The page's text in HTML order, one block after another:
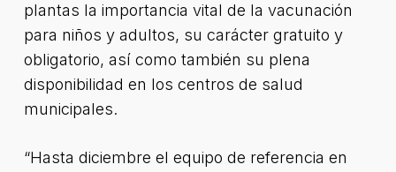
plantas la importancia vital de la vacunación
para niños y adultos, su carácter gratuito y
obligatorio, así como también su plena
disponibilidad en los centros de salud
municipales.
“Hasta diciembre el equipo de referencia en